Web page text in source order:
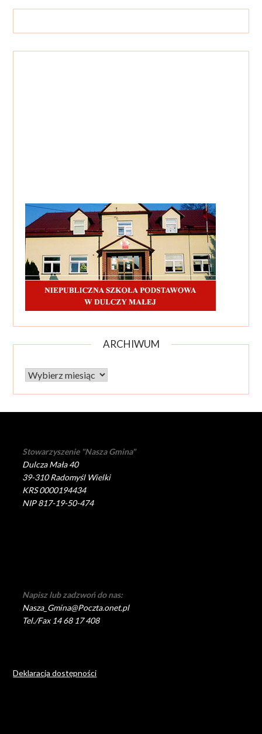
ARCHIWUM
Archiwum
Stowarzyszenie "Nasza Gmina"
Dulcza Mała 40
39-310 Radomyśl Wielki
KRS 0000194434
NIP 817-19-50-474
Napisz lub zadzwoń do nas:
Nasza_Gmina@Poczta.onet.pl
Tel./Fax 14 68 17 408
Deklaracja dostępności